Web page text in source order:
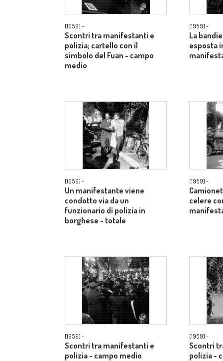
[1959] -
Scontri tra manifestanti e
polizia; cartello con il
simbolo del Fuan - campo
medio
[1959] -
La
esposta
[1959] -
Un manifestante viene
condotto via da un
funzionario di polizia in
borghese - totale
[1959] -
celere
[1959] -
Scontri tra manifestanti e
polizia - campo medio
[1959] -
Scontri
polizia -